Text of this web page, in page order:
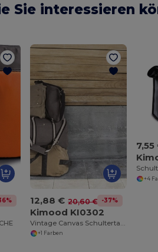
Sie interessieren
12,88 € 20,60 € -37%
Kimood KI0302
Vintage Canvas Schultertasche mit Messingdetails
+1 Farben
7,55
+4